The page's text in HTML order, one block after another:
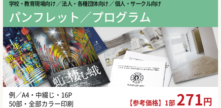
学校・教育現場向け ／ 法人・各種団体向け ／ 個人・サークル向け
パンフレット／プログラム
例／A4・中綴じ・16P
50部・全部カラー印刷
【参考価格】1部 271 円